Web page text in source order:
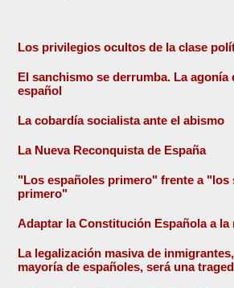
Los privilegios ocultos de la clase
El sanchismo se derrumba. La agonía
español
La cobardía socialista ante el abismo
La Nueva Reconquista de España
"Los españoles primero" frente a "los
primero"
Adaptar la Constitución Española a la
La legalización masiva de
mayoría de españoles, será una